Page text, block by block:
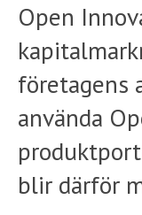
Open
företagens
använda
blir därför